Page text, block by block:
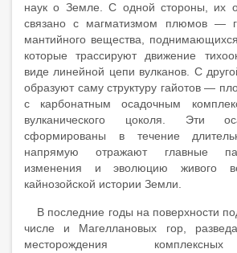
наук о Земле. С одной стороны, их
связано с магматизмом плюмов —
мантийного вещества,
которые трассируют движение
виде линейной цепи вулканов. С
образуют саму структуру гайотов —
с карбонатным осадочным
вулканического цоколя. Эти
сформированы в течение
напрямую отражают главные
изменения и эволюцию живого
кайнозойской истории Земли.
В последние годы на поверхности
числе и Магеллановых гор,
месторождения